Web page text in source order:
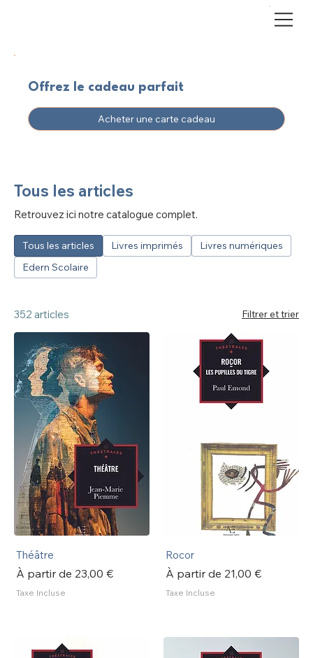
Offrez le cadeau parfait
Acheter une carte cadeau
Tous les articles
Retrouvez ici notre catalogue complet.
Tous les articles Livres imprimés
Livres numériques
Edern Scolaire
352 articles Filtrer et trier
Théâtre
À partir de 23,00 €
Prix promotionnel
Taxe Incluse
Rocor
À partir de 21,00 €
Prix promotionnel
Taxe Incluse